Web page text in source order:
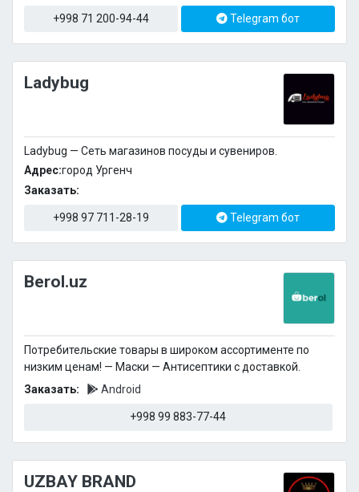
+998 71 200-94-44 Telegram бот
Ladybug
Ladybug — Сеть магазинов посуды и сувениров.
Адрес:город Ургенч
Заказать:
+998 97 711-28-19 Telegram бот
Berol.uz
Потребительские товары в широком ассортименте по
низким ценам! — Маски — Антисептики с доставкой.
Заказать:
Android
+998 99 883-77-44
UZBAY BRAND